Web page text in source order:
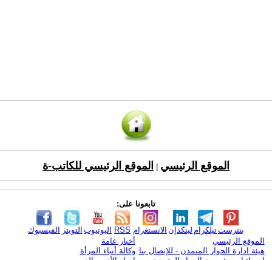
الموقع الرئيسي الموقع الرئيسي للكاتب-ة
تابعونا على:
الفيسبوك التويتر اليوتيوب RSS الانستغرام لينكدإن تيلكرامبنترست
الموقع الرئيسي
هيئة ادارة الحوار المتمدن - للإتصال بنا
أخبار عامة
وكالة أنباء المرأة